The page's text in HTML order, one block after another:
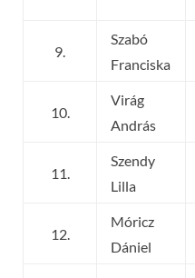
9.
Szabó
Franciska
10.
Virág
András
11.
Szendy
Lilla
12.
Móricz
Dániel